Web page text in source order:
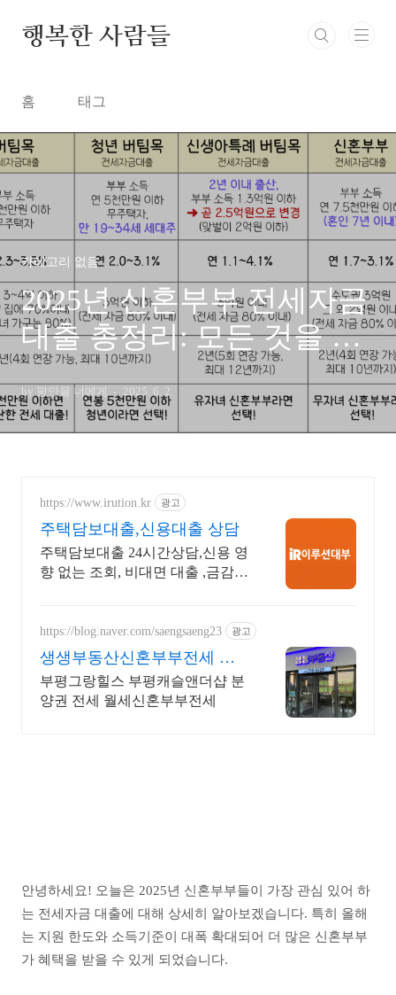
행복한 사람들
홈 태그
카테고리 없음
2025년 신혼부부 전세자금
대출 총정리: 모든 것을 알
려드립니다!
by 평안을 너에게 2025. 6. 2.
https://www.irution.kr 광고
주택담보대출,신용대출 상담
주택담보대출 24시간상담,신용 영
향 없는 조회, 비대면 대출 ,금감원
https://blog.naver.com/saengsaeng23 광고
생생부동산신혼부부전세 아
파트상가오피스텔전문
부평그랑힐스 부평캐슬앤더샵 분
양권 전세 월세신혼부부전세
안녕하세요! 오늘은 2025년 신혼부부들이 가장 관심 있어 하
는 전세자금 대출에 대해 상세히 알아보겠습니다. 특히 올해
는 지원 한도와 소득기준이 대폭 확대되어 더 많은 신혼부부
가 혜택을 받을 수 있게 되었습니다.